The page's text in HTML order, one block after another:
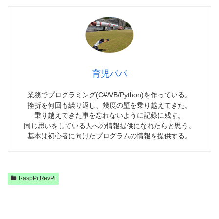
育児パパ
業務でプログラミング(C#/VB/Python)を作っている。
挫折を何回も繰り返し、幾度の壁を乗り越えてきた。
乗り越えてきた事を忘れないように記録に残す。
同じ思いをしている人への情報提供になれたらと思う。
基本は初心者に向けたプログラムの情報を提供する。
RaspPi,RevPi